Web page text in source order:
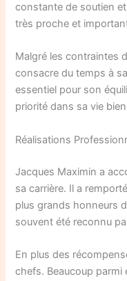
constante de soutien
très proche et
Malgré les contraintes
consacre du temps à
essentiel pour son
priorité dans sa vie
Réalisations
Jacques Maximin a
sa carrière. Il a
plus grands honneurs
souvent été reconnu
En plus des
chefs. Beaucoup parmi